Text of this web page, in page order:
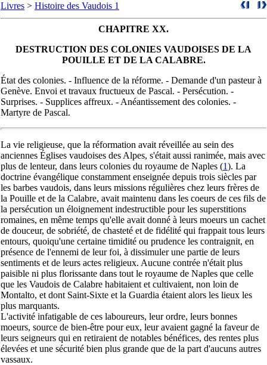
Livres > Histoire des Vaudois 1
CHAPITRE XX.
DESTRUCTION DES COLONIES VAUDOISES DE LA
POUILLE ET DE LA CALABRE.
État des colonies. - Influence de la réforme. - Demande d'un pasteur à
Genève. Envoi et travaux fructueux de Pascal. - Persécution. -
Surprises. - Supplices affreux. - Anéantissement des colonies. -
Martyre de Pascal.
La vie religieuse, que la réformation avait réveillée au sein des
anciennes Églises vaudoises des Alpes, s'était aussi ranimée, mais avec
plus de lenteur, dans leurs colonies du royaume de Naples (1). La
doctrine évangélique constamment enseignée depuis trois siècles par
les barbes vaudois, dans leurs missions régulières chez leurs frères de
la Pouille et de la Calabre, avait maintenu dans les coeurs de ces fils de
la persécution un éloignement indestructible pour les superstitions
romaines, en même temps qu'elle avait donné à leurs moeurs un cachet
de douceur, de sobriété, de chasteté et de fidélité qui frappait tous leurs
entours, quoiqu'une certaine timidité ou prudence les contraignit, en
présence de l'ennemi de leur foi, à dissimuler une partie de leurs
sentiments et de leurs actes religieux. Aucune contrée n'était plus
paisible ni plus florissante dans tout le royaume de Naples que celle
que les Vaudois de Calabre habitaient et cultivaient, non loin de
Montalto, et dont Saint-Sixte et la Guardia étaient alors les lieux les
plus marquants.
L'activité infatigable de ces laboureurs, leur ordre, leurs bonnes
moeurs, source de bien-être pour eux, leur avaient gagné la faveur de
leurs seigneurs qui en retiraient de notables bénéfices, des rentes plus
élevées et une sécurité bien plus grande que de la part d'aucuns autres
vassaux.